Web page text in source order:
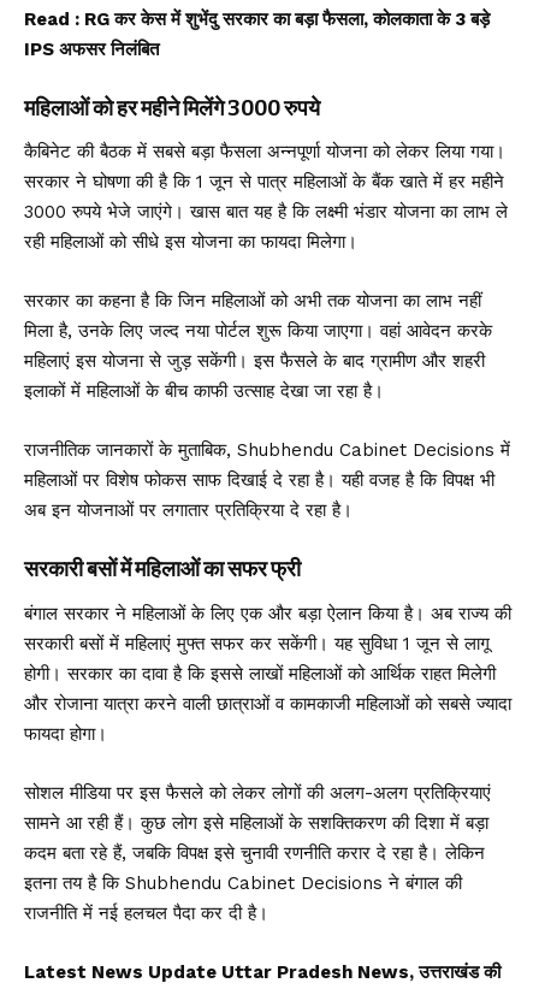
Read : RG कर केस में शुभेंदु सरकार का बड़ा फैसला, कोलकाता के 3 बड़े
IPS अफसर निलंबित
महिलाओं को हर महीने मिलेंगे 3000 रुपये
कैबिनेट की बैठक में सबसे बड़ा फैसला अन्नपूर्णा योजना को लेकर लिया गया।
सरकार ने घोषणा की है कि 1 जून से पात्र महिलाओं के बैंक खाते में हर महीने
3000 रुपये भेजे जाएंगे। खास बात यह है कि लक्ष्मी भंडार योजना का लाभ ले
रही महिलाओं को सीधे इस योजना का फायदा मिलेगा।
सरकार का कहना है कि जिन महिलाओं को अभी तक योजना का लाभ नहीं
मिला है, उनके लिए जल्द नया पोर्टल शुरू किया जाएगा। वहां आवेदन करके
महिलाएं इस योजना से जुड़ सकेंगी। इस फैसले के बाद ग्रामीण और शहरी
इलाकों में महिलाओं के बीच काफी उत्साह देखा जा रहा है।
राजनीतिक जानकारों के मुताबिक, Shubhendu Cabinet Decisions में
महिलाओं पर विशेष फोकस साफ दिखाई दे रहा है। यही वजह है कि विपक्ष भी
अब इन योजनाओं पर लगातार प्रतिक्रिया दे रहा है।
सरकारी बसों में महिलाओं का सफर फ्री
बंगाल सरकार ने महिलाओं के लिए एक और बड़ा ऐलान किया है। अब राज्य की
सरकारी बसों में महिलाएं मुफ्त सफर कर सकेंगी। यह सुविधा 1 जून से लागू
होगी। सरकार का दावा है कि इससे लाखों महिलाओं को आर्थिक राहत मिलेगी
और रोजाना यात्रा करने वाली छात्राओं व कामकाजी महिलाओं को सबसे ज्यादा
फायदा होगा।
सोशल मीडिया पर इस फैसले को लेकर लोगों की अलग-अलग प्रतिक्रियाएं
सामने आ रही हैं। कुछ लोग इसे महिलाओं के सशक्तिकरण की दिशा में बड़ा
कदम बता रहे हैं, जबकि विपक्ष इसे चुनावी रणनीति करार दे रहा है। लेकिन
इतना तय है कि Shubhendu Cabinet Decisions ने बंगाल की
राजनीति में नई हलचल पैदा कर दी है।
Latest News Update Uttar Pradesh News, उत्तराखंड की